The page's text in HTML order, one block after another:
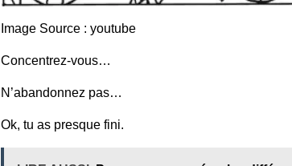
Image Source : youtube
Concentrez-vous…
N’abandonnez pas…
Ok, tu as presque fini.